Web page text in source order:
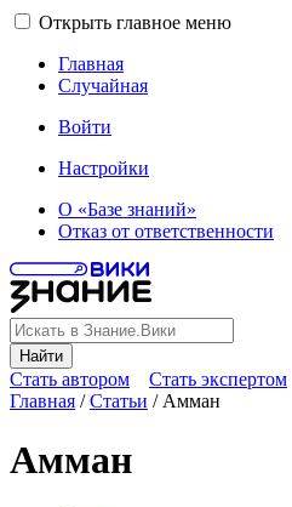
Открыть главное меню
Главная
Случайная
Войти
Настройки
О «Базе знаний»
Отказ от ответственности
Найти
Стать автором
Стать экспертом
Главная /Статьи / Амман
Амман